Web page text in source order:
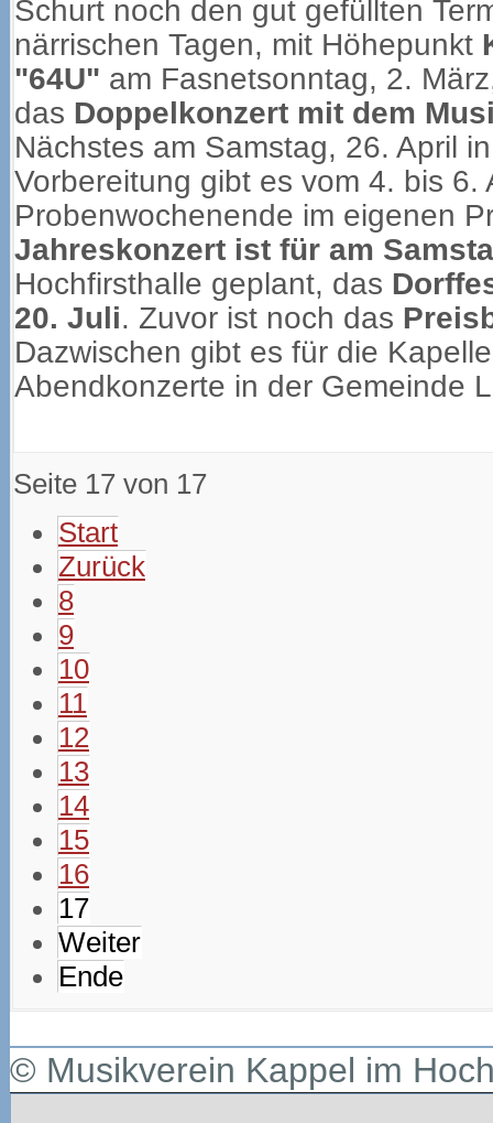
Schurt noch den gut gefüllten
närrischen Tagen, mit Höhepunkt
"64U" am Fasnetsonntag, 2.
das Doppelkonzert mit dem
Nächstes am Samstag, 26. April
Vorbereitung gibt es vom 4. bis 6.
Probenwochenende im eigenen
Jahreskonzert ist für am
Hochfirsthalle geplant, das
20. Juli. Zuvor ist noch das
Dazwischen gibt es für die
Abendkonzerte in der Gemeinde
Seite 17 von 17
Start
Zurück
8
9
10
11
12
13
14
15
16
17
Weiter
Ende
© Musikverein Kappel im